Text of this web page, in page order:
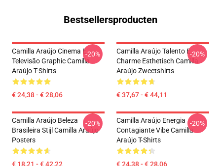
Bestsellersproducten
Camilla Araújo Cinema E
Televisão Graphic Camilla
Araújo T-Shirts
€ 24,38 - € 28,06
-20%
Camilla Araújo Talento E
Charme Esthetisch Camilla
Araújo Zweetshirts
€ 37,67 - € 44,11
-20%
Camilla Araújo Beleza
Brasileira Stijl Camilla Araújo
Posters
€ 18,21 - € 42,22
-20%
Camilla Araújo Energia
Contagiante Vibe Camilla
Araújo T-Shirts
€ 24,38 - € 28,06
-20%